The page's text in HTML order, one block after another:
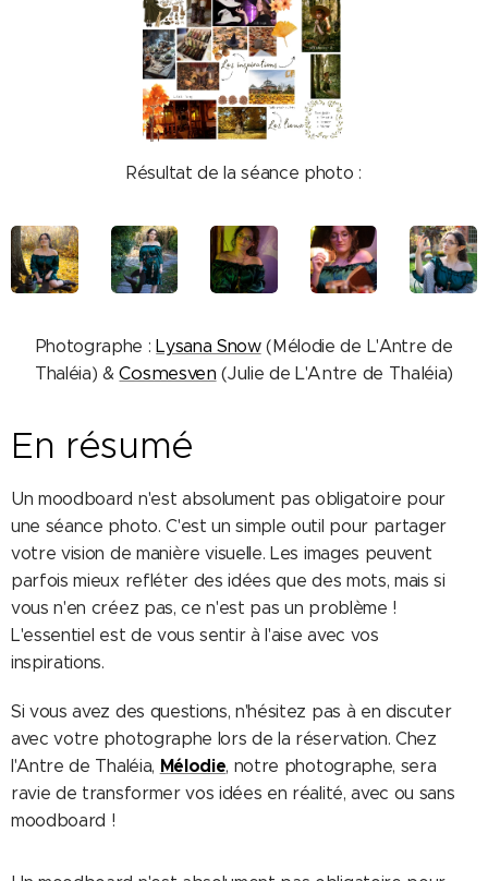
Résultat de la séance photo :
Photographe :Lysana Snow(Mélodie de L'Antre de
Thaléia) &Cosmesven (Julie de L'Antre de Thaléia)
En résumé
Un moodboard n'est absolument pas obligatoire pour
une séance photo. C'est un simple outil pour partager
votre vision de manière visuelle. Les images peuvent
parfois mieux refléter des idées que des mots, mais si
vous n'en créez pas, ce n'est pas un problème !
L'essentiel est de vous sentir à l'aise avec vos
inspirations.
Si vous avez des questions, n'hésitez pas à en discuter
avec votre photographe lors de la réservation. Chez
l'Antre de Thaléia, Mélodie, notre photographe, sera
ravie de transformer vos idées en réalité, avec ou sans
moodboard !